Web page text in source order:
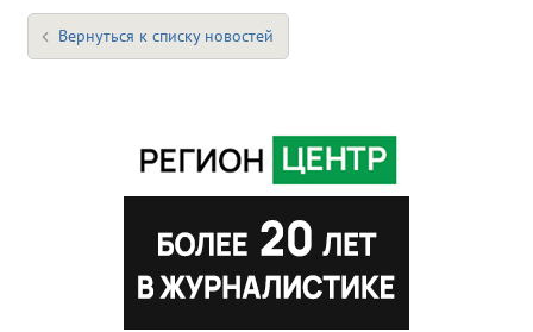
Вернуться к списку новостей